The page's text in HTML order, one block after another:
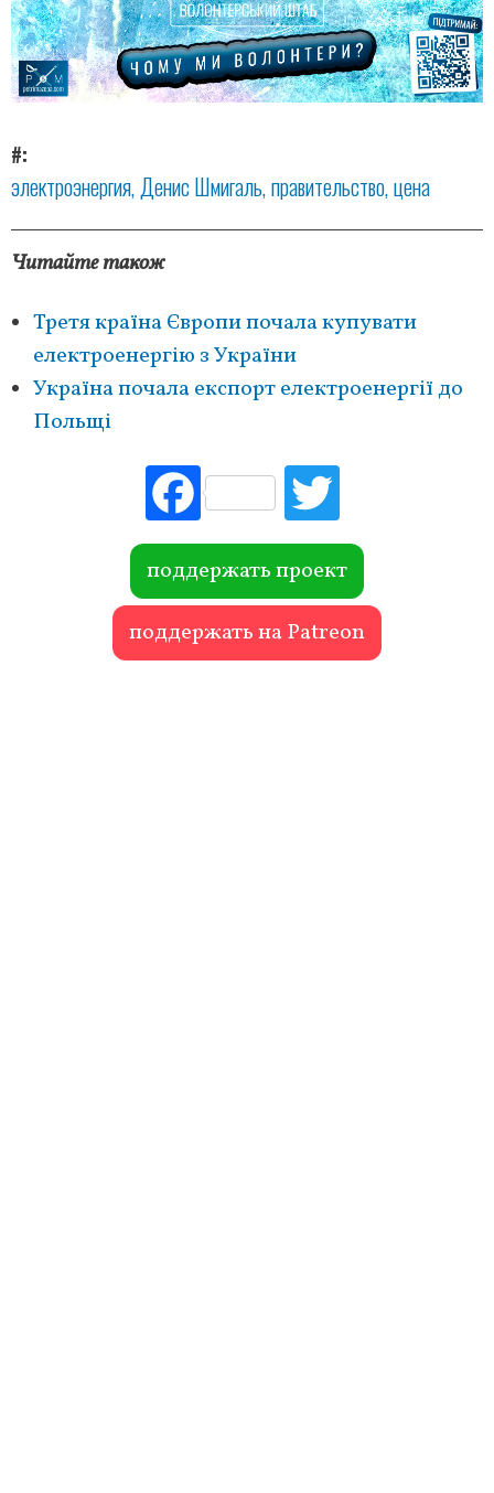
#
электроэнергия Денис Шмигаль правительство цена
Читайте також
Третя країна Європи почала купувати
електроенергію з України
Україна почала експорт електроенергії до
Польщі
Fac
ebo
ok r
поддержать проект
поддержать на Patreon